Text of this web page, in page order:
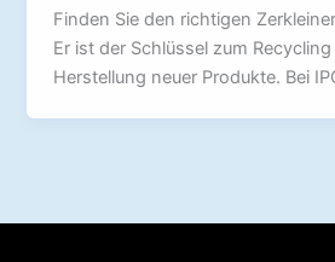
Finden Sie den richtigen
Er ist der Schlüssel zum
Herstellung neuer Produkte. Bei